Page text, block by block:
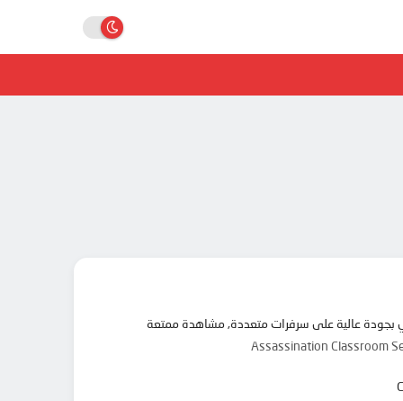
Assassination Classroom